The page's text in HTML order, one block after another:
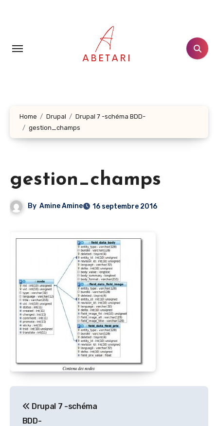
principal
Home Drupal
Drupal 7 -schéma BDD-
gestion_champs
gestion_champs
By Amine Amine 16 septembre 2016
de
Drupal 7 -schéma
BDD-